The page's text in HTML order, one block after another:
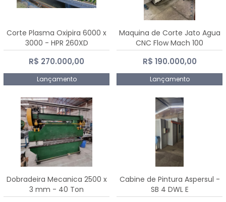
Corte Plasma Oxipira 6000 x
3000 - HPR 260XD
R$ 270.000,00
Lançamento
Maquina de Corte Jato Agua
CNC Flow Mach 100
R$ 190.000,00
Lançamento
Dobradeira Mecanica 2500 x
3 mm - 40 Ton
Cabine de Pintura Aspersul -
SB 4 DWL E